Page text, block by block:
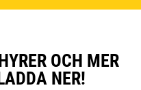
OCH MER
NER!